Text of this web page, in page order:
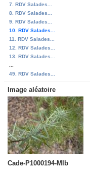
7. RDV Salades...
8. RDV Salades...
9. RDV Salades...
10. RDV Salades...
11. RDV Salades...
12. RDV Salades...
13. RDV Salades...
49. RDV Salades...
Image aléatoire
Cade-P1000194-MIb